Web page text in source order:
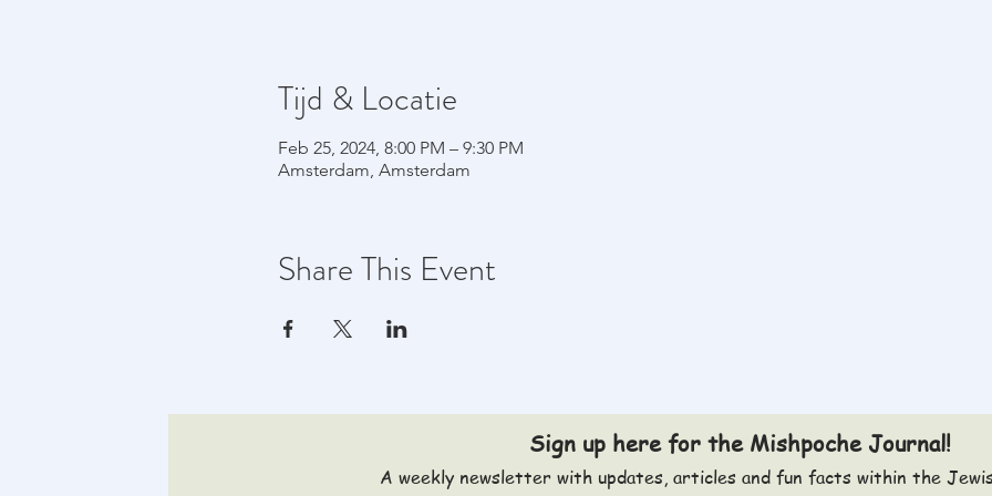
Tijd & Locatie
Feb 25, 2024, 8:00 PM – 9:30 PM
Amsterdam, Amsterdam
Share This Event
Sign up here for the Mishpoche Journal!
A weekly newsletter with updates, articles and fun facts within the